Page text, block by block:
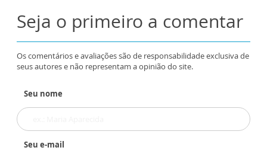
Seja o primeiro a comentar
Os comentários e avaliações são de responsabilidade exclusiva de
seus autores e não representam a opinião do site.
Seu nome
Seu e-mail